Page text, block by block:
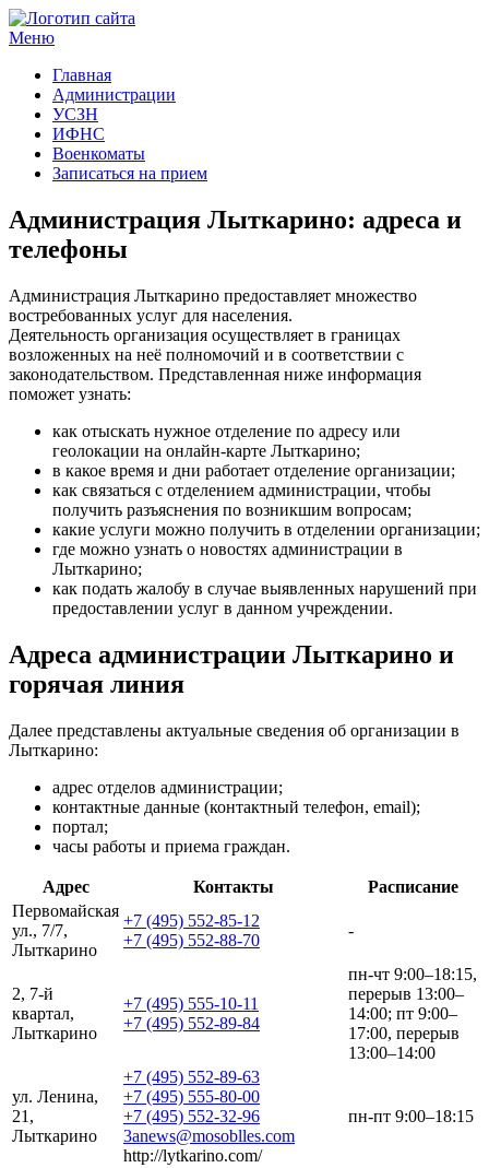
Меню
Главная
Администрации
УСЗН
ИФНС
Военкоматы
Записаться на прием
Администрация Лыткарино: адреса и
телефоны
Администрация Лыткарино предоставляет множество
востребованных услуг для населения.
Деятельность организация осуществляет в границах
возложенных на неё полномочий и в соответствии с
законодательством. Представленная ниже информация
поможет узнать:
как отыскать нужное отделение по адресу или
геолокации на онлайн-карте Лыткарино;
в какое время и дни работает отделение организации;
как связаться с отделением администрации, чтобы
получить разъяснения по возникшим вопросам;
какие услуги можно получить в отделении организации;
где можно узнать о новостях администрации в
Лыткарино;
как подать жалобу в случае выявленных нарушений при
предоставлении услуг в данном учреждении.
Адреса администрации Лыткарино и
горячая линия
Далее представлены актуальные сведения об организации в
Лыткарино:
адрес отделов администрации;
контактные данные (контактный телефон, email);
портал;
часы работы и приема граждан.
Адрес Контакты
Расписание
Первомайская
ул., 7/7,
Лыткарино
+7 (495) 552-85-12
+7 (495) 552-88-70
-
2, 7-й
квартал,
Лыткарино
+7 (495) 555-10-11
+7 (495) 552-89-84
пн-чт 9:00–18:15,
перерыв 13:00–
14:00; пт 9:00–
17:00, перерыв
13:00–14:00
ул. Ленина,
21,
Лыткарино
+7 (495) 552-89-63
+7 (495) 555-80-00
+7 (495) 552-32-96
3anews@mosoblles.com
http://lytkarino.com/
пн-пт 9:00–18:15